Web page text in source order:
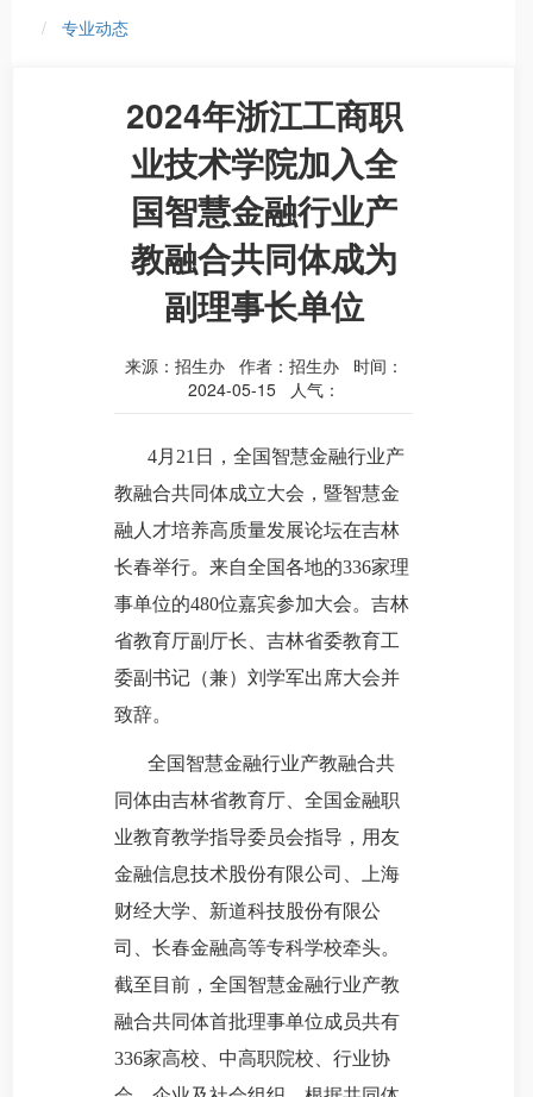
专业动态
2024年浙江工商职
业技术学院加入全
国智慧金融行业产
教融合共同体成为
副理事长单位
来源：招生办 作者：招生办 时间：
2024-05-15 人气：
4月21日，全国智慧金融行业产
教融合共同体成立大会，暨智慧金
融人才培养高质量发展论坛在吉林
长春举行。来自全国各地的336家理
事单位的480位嘉宾参加大会。吉林
省教育厅副厅长、吉林省委教育工
委副书记（兼）刘学军出席大会并
致辞。
全国智慧金融行业产教融合共
同体由吉林省教育厅、全国金融职
业教育教学指导委员会指导，用友
金融信息技术股份有限公司、上海
财经大学、新道科技股份有限公
司、长春金融高等专科学校牵头。
截至目前，全国智慧金融行业产教
融合共同体首批理事单位成员共有
336家高校、中高职院校、行业协